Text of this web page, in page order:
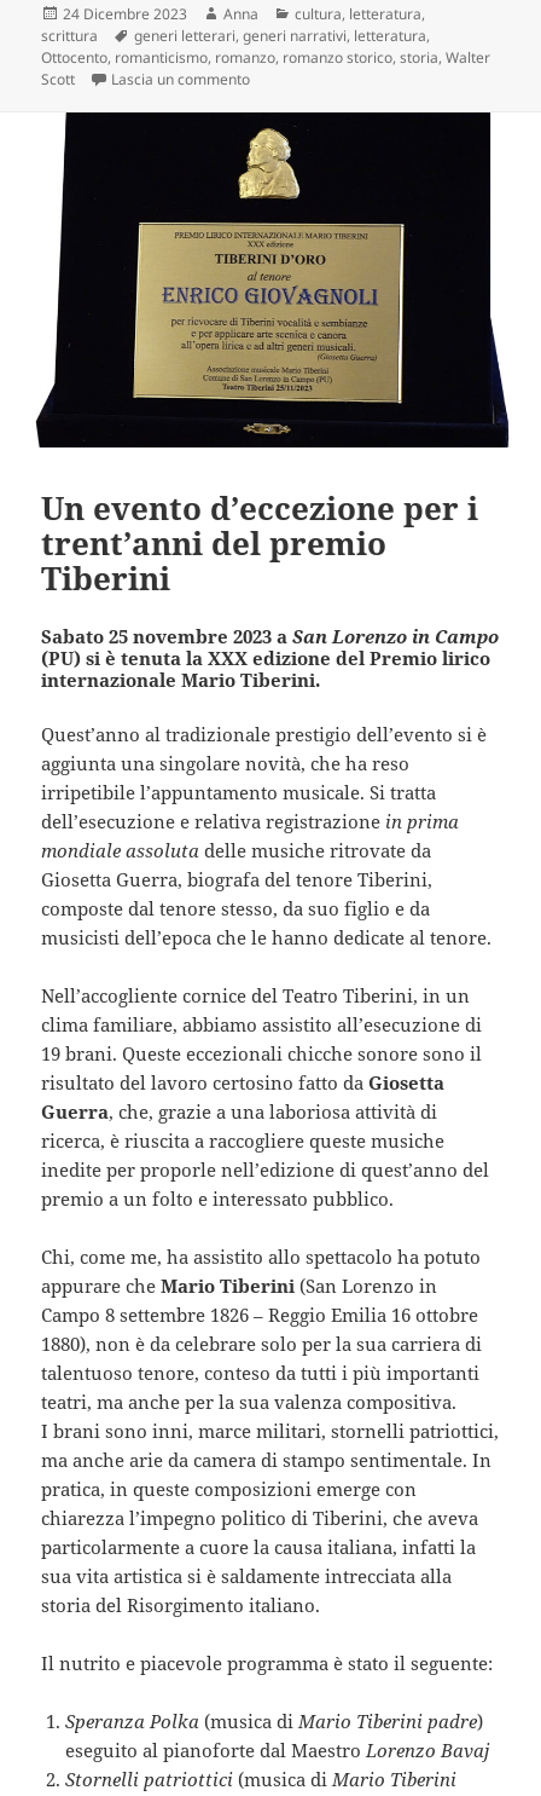
Scritto
il
24 Dicembre 2023 Autore
Anna Categorie
cultura, letteratura,
scrittura
Tag
generi letterari,generi narrativi, letteratura,
Ottocento, romanticismo, romanzo, romanzo storico,storia,Walter
Scott
Lascia un commentosu Romanzo storico: genere romantico per
Un evento d’eccezione per i
trent’anni del premio
Tiberini
Sabato 25 novembre 2023 aSan Lorenzo in Campo
(PU) si è tenuta la XXX edizione del Premio lirico
internazionale Mario Tiberini.
Quest’anno al tradizionale prestigio dell’evento si è
aggiunta una singolare novità, che ha reso
irripetibile l’appuntamento musicale. Si tratta
dell’esecuzione e relativa registrazione in prima
mondiale assoluta delle musiche ritrovate da
Giosetta Guerra, biografa del tenore Tiberini,
composte dal tenore stesso, da suo figlio e da
musicisti dell’epoca che le hanno dedicate al tenore.
Nell’accogliente cornice del Teatro Tiberini, in un
clima familiare, abbiamo assistito all’esecuzione di
19 brani. Queste eccezionali chicche sonore sono il
risultato del lavoro certosino fatto daGiosetta
Guerra, che, grazie a una laboriosa attività di
ricerca, è riuscita a raccogliere queste musiche
inedite per proporle nell’edizione di quest’anno del
premio a un folto e interessato pubblico.
Chi, come me, ha assistito allo spettacolo ha potuto
appurare cheMario Tiberini (San Lorenzo in
Campo 8 settembre 1826 – Reggio Emilia 16 ottobre
1880), non è da celebrare solo per la sua carriera di
talentuoso tenore, conteso da tutti i più importanti
teatri, ma anche per la sua valenza compositiva.
I brani sono inni, marce militari, stornelli patriottici,
ma anche arie da camera di stampo sentimentale. In
pratica, in queste composizioni emerge con
chiarezza l’impegno politico di Tiberini, che aveva
particolarmente a cuore la causa italiana, infatti la
sua vita artistica si è saldamente intrecciata alla
storia del Risorgimento italiano.
Il nutrito e piacevole programma è stato il seguente:
Speranza Polka (musica di Mario Tiberini padre)
eseguito al pianoforte dal Maestro Lorenzo Bavaj
Stornelli patriottici (musica di Mario Tiberini